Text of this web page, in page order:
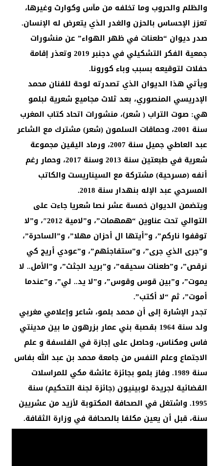
والظلم والحروب وما تخلفه من مآس وكوارث وغيرها،
تعزز الإحساس بالحزن والغدر الذي يتعرض له الإنسان.
صدر ديوان “طعنات في ظهر الهواء” عن منشورات
جمعية الفكر التشكيلي في دجنبر 2019 وتعذر إقامة
حفلات لتوقيعه بسبب وباء كورونا.
ويأتي هذا الديوان الذي تصدرته لوحة للفنان محمد
الإدريسي المنصوري، بعد ثلاث مجاميع شعرية لبلمو
هي: صوت التراب ( شعر)، منشورات اتحاد كتاب المغرب
سنة 2001، وحماقات السلمون (شعر) مشترك مع الشاعر
عبد العاطي جميل سنة 2007، ورماد اليقين مجموعة
شعرية في طبعتين سنة 2013 وسنة 2017، وحمار رغم
أنفه (مسرحية) مشتركة مع السيناريست والكاتب
المسرحي عبد الإله بنهدار سنة 2018.
ويتضمن الديوان خمسة عشر نصا شعريا جاءت على
التوالي تحت عناوين “همهمات”، و”لامية 2012″، و”لا
توقفوا ناركم”، و”أيتها ال أحزان مهلا”، و”الساحرة”،
و”جرى الذي جرى”، و”ستفاجئهم”، و”عودي أريج كي
نرقص”، و”طعنات سحيقه”، و”بريد الجثث”، و”الأمل.. لا
يموت”، و”بين قوس وقوس”، و”لا يد.. لي”، و”عندما
أموت”، ثم “لا أكتب”.
تجدر الإشارة إلى أن محمد بلمو، شاعر وإعلامي مغربي
ولد سنة 1964 بقصبة بني عمار بزرهون ما بين مدينتي
فاس ومكناس، وحاصل على إجازة في الفلسفة و علم
الاجتماع وعلم النفس من جامعة محمد بن عبد الله بفاس
سنة 1989. وفاز بلمو بجائزة عائشة مكي للمراسلات
القضائية لجريدة لوبينيون (جائزة لجنة التحكيم) سنة
1995. واشتغل في الصحافة المكتوبة لأزيد من عشريين
سنة، قبل أن يعين مكلفا بالصحافة في وزارة الثقافة.